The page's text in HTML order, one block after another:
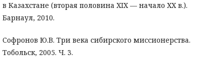
в Казахстане (вторая половина XIX — начало ХХ в.).
Барнаул, 2010.
Софронов Ю.В. Три века сибирского миссионерства.
Тобольск, 2005. Ч. 3.